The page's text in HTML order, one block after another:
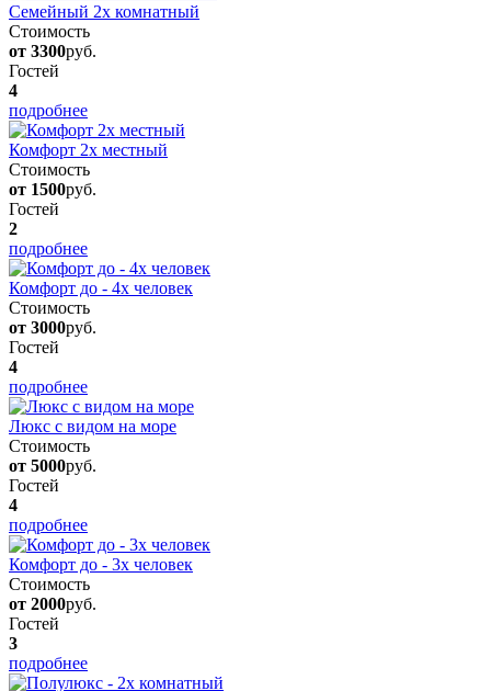
Семейный 2х комнатный
Стоимость
от 3300руб.
Гостей
4
подробнее
Комфорт 2х местный
Стоимость
от 1500руб.
Гостей
2
подробнее
Комфорт до - 4х человек
Стоимость
от 3000руб.
Гостей
4
подробнее
Люкс с видом на море
Стоимость
от 5000руб.
Гостей
4
подробнее
Комфорт до - 3х человек
Стоимость
от 2000руб.
Гостей
3
подробнее